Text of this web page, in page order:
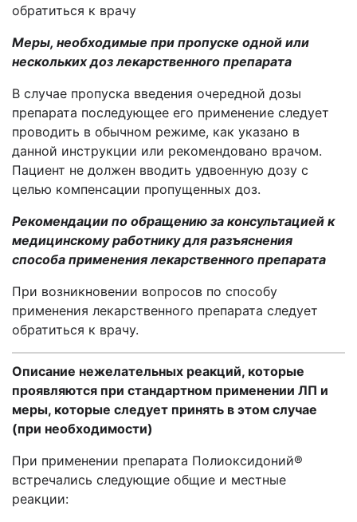
обратиться к врачу
Меры, необходимые при пропуске одной или
нескольких доз лекарственного препарата
В случае пропуска введения очередной дозы
препарата последующее его применение следует
проводить в обычном режиме, как указано в
данной инструкции или рекомендовано врачом.
Пациент не должен вводить удвоенную дозу с
целью компенсации пропущенных доз.
Рекомендации по обращению за консультацией к
медицинскому работнику для разъяснения
способа применения лекарственного препарата
При возникновении вопросов по способу
применения лекарственного препарата следует
обратиться к врачу.
Описание нежелательных реакций, которые
проявляются при стандартном применении ЛП и
меры, которые следует принять в этом случае
(при необходимости)
При применении препарата Полиоксидоний®
встречались следующие общие и местные
реакции: